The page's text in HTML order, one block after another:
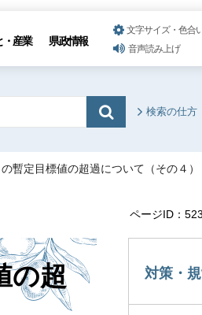
・産業 県政情報
文字サイズ・色合
音声読み上げ
検索の仕方
暫定目標値の超過について（その４）
ページID：
の超
対策・